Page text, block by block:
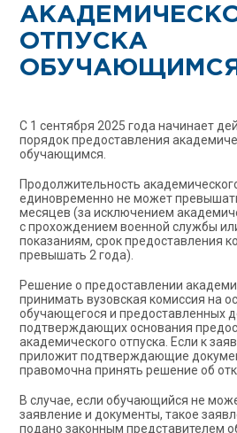
ОТПУСКА
ОБУЧАЮЩИМСЯ
С 1 сентября 2025 года начинает
порядок предоставления
обучающимся.
Продолжительность
единовременно не может
месяцев (за исключением
с прохождением военной службы
показаниям, срок предоставления
превышать 2 года).
Решение о предоставлении
принимать вузовская комиссия на
обучающегося и предоставленных
подтверждающих основания
академического отпуска. Если к
приложит подтверждающие
правомочна принять решение об
В случае, если обучающийся не
заявление и документы, такое
подано законным представителем